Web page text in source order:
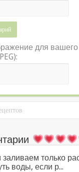
для
только
воды, если р...